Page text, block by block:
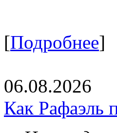
[Подробнее]
06.08.2026
Как Рафаэль